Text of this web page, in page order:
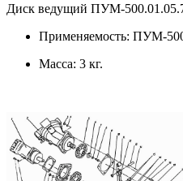
Диск ведущий ПУМ-
Применяемость: ПУМ-
Масса: 3 кг.